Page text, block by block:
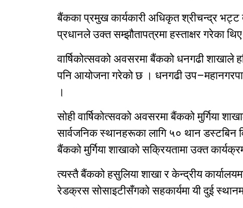
बैंकका प्रमुख कार्यकारी अधिकृत श्रीचन्द्र भट्ट
प्रधानले उक्त सम्झौतापत्रमा हस्ताक्षर गरेका
वार्षिकोत्सवको अवसरमा बैंकको धनगढी शाखाले
पनि आयोजना गरेको छ । धनगढी
।
सोही वार्षिकोत्सवको अवसरमा बैंकको मुर्गिया
सार्वजनिक स्थानहरूका लागि ५० थान डस्टबिन
बैंकको मुर्गिया शाखाको सक्रियतामा उक्त
त्यस्तै बैंकको हसुलिया शाखा र केन्द्रीय
रेडक्रस सोसाइटीसँगको सहकार्यमा यी दुई